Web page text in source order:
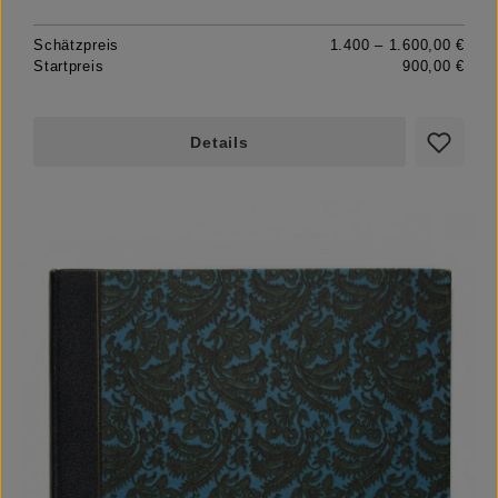
Schätzpreis
1.400 – 1.600,00 €
Startpreis
900,00 €
Details